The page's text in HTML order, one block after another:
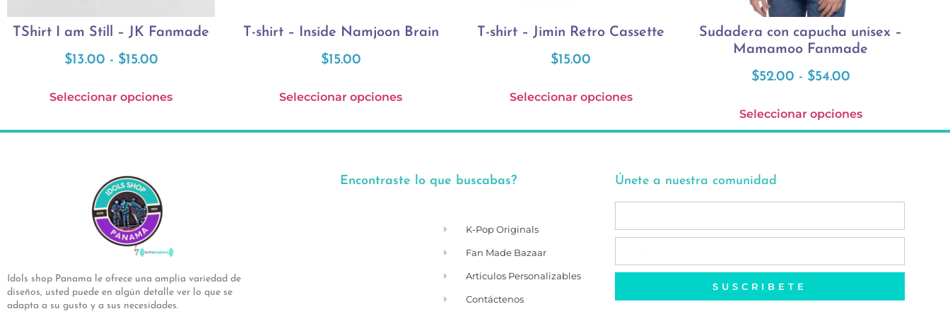
TShirt I am Still – JK Fanmade
$13.00 - $15.00
Seleccionar opciones
T-shirt – Inside Namjoon Brain
$15.00
Seleccionar opciones
T-shirt – Jimin Retro Cassette
$15.00
Seleccionar opciones
Sudadera con capucha unisex –
Mamamoo Fanmade
$52.00 - $54.00
Seleccionar opciones
Idols shop Panama le ofrece una amplia variedad de
diseños, usted puede en algún detalle ver lo que se
adapta a su gusto y a sus necesidades.
Encontraste lo que buscabas?
K-Pop Originals
Fan Made Bazaar
Articulos Personalizables
Contáctenos
Únete a nuestra comunidad
SUSCRIBETE